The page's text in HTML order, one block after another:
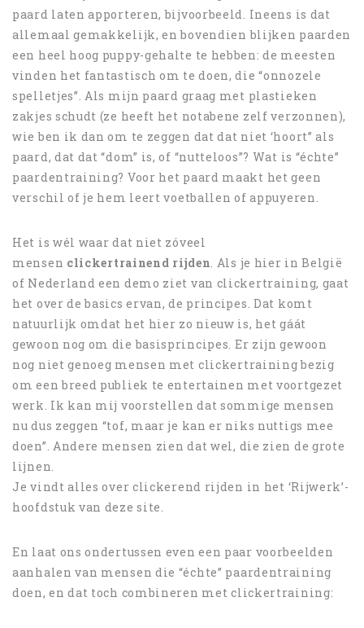
paard laten apporteren, bijvoorbeeld. Ineens is dat
allemaal gemakkelijk, en bovendien blijken paarden
een heel hoog puppy-gehalte te hebben: de meesten
vinden het fantastisch om te doen, die “onnozele
spelletjes”. Als mijn paard graag met plastieken
zakjes schudt (ze heeft het notabene zelf verzonnen),
wie ben ik dan om te zeggen dat dat niet ‘hoort” als
paard, dat dat “dom” is, of “nutteloos”? Wat is “échte”
paardentraining? Voor het paard maakt het geen
verschil of je hem leert voetballen of appuyeren.
Het is wél waar dat niet zóveel
mensen clickertrainend rijden. Als je hier in België
of Nederland een demo ziet van clickertraining, gaat
het over de basics ervan, de principes. Dat komt
natuurlijk omdat het hier zo nieuw is, het gáát
gewoon nog om die basisprincipes. Er zijn gewoon
nog niet genoeg mensen met clickertraining bezig
om een breed publiek te entertainen met voortgezet
werk. Ik kan mij voorstellen dat sommige mensen
nu dus zeggen “tof, maar je kan er niks nuttigs mee
doen”. Andere mensen zien dat wel, die zien de grote
lijnen.
Je vindt alles over clickerend rijden in het ‘Rijwerk’-
hoofdstuk van deze site.
En laat ons ondertussen even een paar voorbeelden
aanhalen van mensen die “échte” paardentraining
doen, en dat toch combineren met clickertraining: